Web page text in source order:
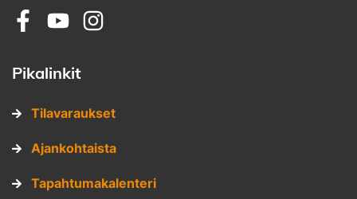
Sosiaalinen media: facebook
Sosiaalinen media: youtube
Sosiaalinen media: instagram
Pikalinkit
Tilavaraukset
Ajankohtaista
Tapahtumakalenteri